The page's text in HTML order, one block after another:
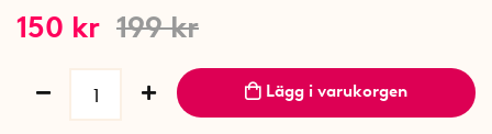
199kr
150 kr
Lägg i varukorgen